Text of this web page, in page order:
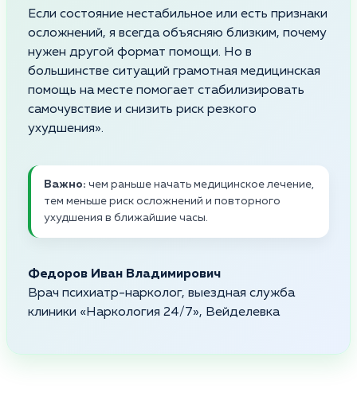
Если состояние нестабильное или есть признаки
осложнений, я всегда объясняю близким, почему
нужен другой формат помощи. Но в
большинстве ситуаций грамотная медицинская
помощь на месте помогает стабилизировать
самочувствие и снизить риск резкого
ухудшения».
Важно: чем раньше начать медицинское лечение,
тем меньше риск осложнений и повторного
ухудшения в ближайшие часы.
Федоров Иван Владимирович
Врач психиатр-нарколог, выездная служба
клиники «Наркология 24/7», Вейделевка